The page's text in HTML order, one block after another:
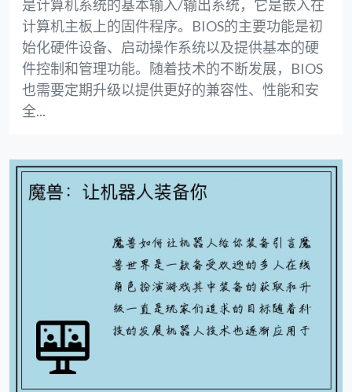
是计算机系统的基本输入/输出系统，它是嵌入在
计算机主板上的固件程序。BIOS的主要功能是初
始化硬件设备、启动操作系统以及提供基本的硬
件控制和管理功能。随着技术的不断发展，BIOS
也需要定期升级以提供更好的兼容性、性能和安
全...